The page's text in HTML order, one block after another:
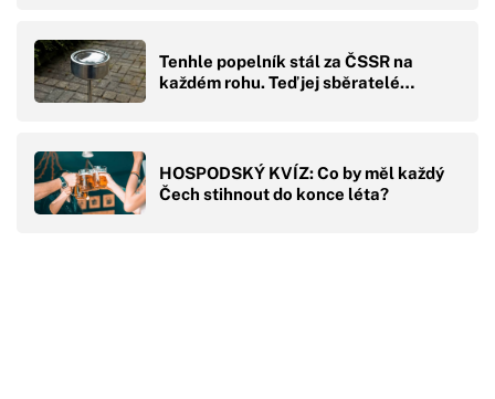
Tenhle popelník stál za ČSSR na
každém rohu. Teď jej sběratelé…
HOSPODSKÝ KVÍZ: Co by měl každý
Čech stihnout do konce léta?